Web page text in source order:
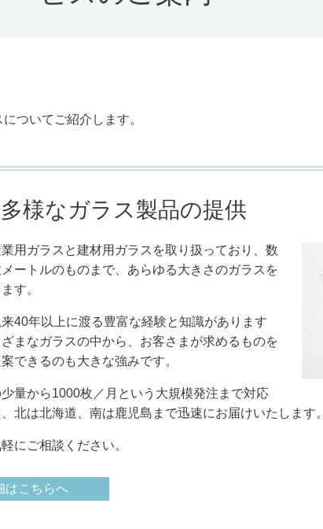
ついてご紹介します。
様なガラス製品の提供
用ガラスと建材用ガラスを取り扱っており、数
メートルのものまで、あらゆる大きさのガラスを
す。
40年以上に渡る豊富な経験と知識があります
まなガラスの中から、お客さまが求めるものを
できるのも大きな強みです。
少量から1000枚／月という大規模発注まで対応
北は北海道、南は鹿児島まで迅速にお届けいたします。
にご相談ください。
はこちらへ